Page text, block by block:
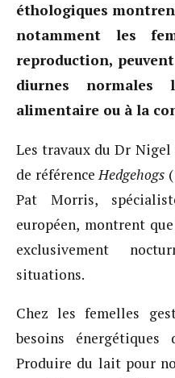
éthologiques
notamment les
reproduction,
diurnes
alimentaire ou à la
Les travaux du Dr Nigel
de référenceHedgehogs
Pat Morris,
européen, montrent
exclusivement
situations.
Chez les femelles
besoins énergétiques
Produire du lait pour